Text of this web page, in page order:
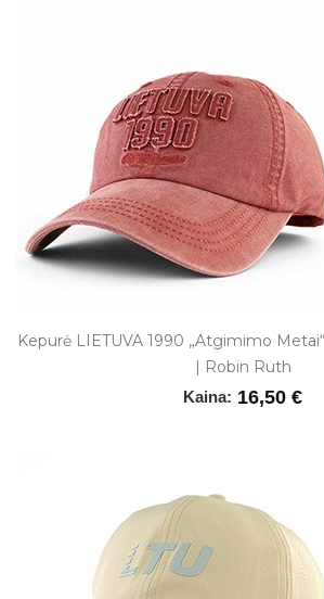
Kepurė LIETUVA 1990 „Atgimimo
| Robin Ruth
Kaina: 16,50 €